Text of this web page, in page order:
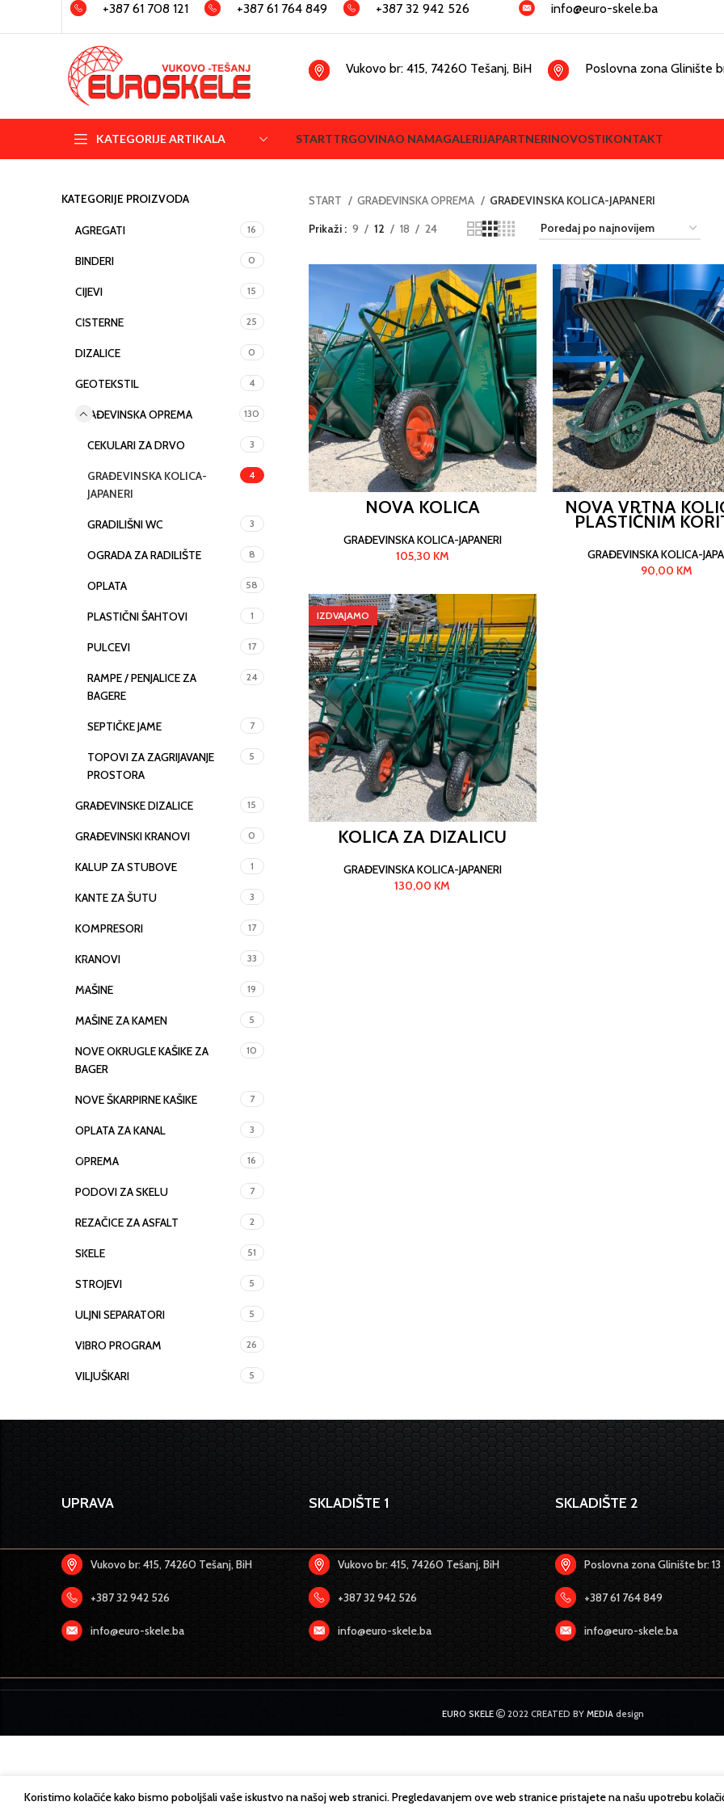
+387 61 708 121 +387 61 764 849 +387 32 942 526 info@euro-skele.ba
Vukovo br: 415, 74260 Tešanj, BiH Poslovna zona Glinište
KATEGORIJE ARTIKALA STARTTRGOVINAO NAMAGALERIJAPARTNERINOVOSTIKONTAKT
KATEGORIJE PROIZVODA
AGREGATI 16
BINDERI 0
CIJEVI 15
CISTERNE 25
DIZALICE 0
GEOTEKSTIL 4
GRAĐEVINSKA OPREMA 130
CEKULARI ZA DRVO 3
GRAĐEVINSKA KOLICA-
JAPANERI
4
GRADILIŠNI WC 3
OGRADA ZA RADILIŠTE 8
OPLATA 58
PLASTIČNI ŠAHTOVI 1
PULCEVI 17
RAMPE / PENJALICE ZA
BAGERE
24
SEPTIČKE JAME 7
TOPOVI ZA ZAGRIJAVANJE
PROSTORA
5
GRAĐEVINSKE DIZALICE 15
GRAĐEVINSKI KRANOVI 0
KALUP ZA STUBOVE 1
KANTE ZA ŠUTU 3
KOMPRESORI 17
KRANOVI 33
MAŠINE 19
MAŠINE ZA KAMEN 5
NOVE OKRUGLE KAŠIKE ZA
BAGER
10
NOVE ŠKARPIRNE KAŠIKE 7
OPLATA ZA KANAL 3
OPREMA 16
PODOVI ZA SKELU 7
REZAČICE ZA ASFALT 2
SKELE 51
STROJEVI 5
ULJNI SEPARATORI 5
VIBRO PROGRAM 26
VILJUŠKARI 5
START GRAĐEVINSKA OPREMA
GRAĐEVINSKA KOLICA-JAPANERI
Prikaži
9 12 18 24
NOVA KOLICA
GRAĐEVINSKA KOLICA-JAPANERI
105,30 KM
NOVA VRTNA
PLASTIČNIM
GRAĐEVINSKA KOLICA-
90,00 KM
IZDVAJAMO
KOLICA ZA DIZALICU
GRAĐEVINSKA KOLICA-JAPANERI
130,00 KM
UPRAVA
Vukovo br: 415, 74260 Tešanj, BiH
+387 32 942 526
info@euro-skele.ba
SKLADIŠTE 1
Vukovo br: 415, 74260 Tešanj, BiH
+387 32 942 526
info@euro-skele.ba
SKLADIŠTE 2
Poslovna zona Glinište br: 13
+387 61 764 849
info@euro-skele.ba
EURO SKELE 2022 CREATED BY MEDIA design
Koristimo kolačiće kako bismo poboljšali vaše iskustvo na našoj web stranici. Pregledavanjem ove web stranice pristajete na našu upotrebu